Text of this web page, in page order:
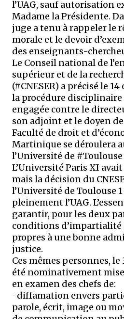
l’UAG, sauf autorisation
Madame la Présidente.
juge a tenu à rappeler le
morale et le devoir
des enseignants-
Le Conseil national de
supérieur et de la
(#CNESER) a précisé le
la procédure disciplinaire
engagée contre le
son adjoint et le doyen
Faculté de droit et
Martinique se déroulera
l’Université de #Toulouse
L’Université Paris XI
mais la décision du
l’Université de Toulouse
pleinement l’UAG.
garantir, pour les deux
conditions d’impartialité
propres à une bonne
justice.
Ces mêmes personnes,
été nominativement
en examen des chefs de:
-diffamation envers
parole, écrit, image ou